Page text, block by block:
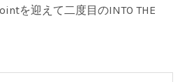
を迎えて二度目のINTO THE